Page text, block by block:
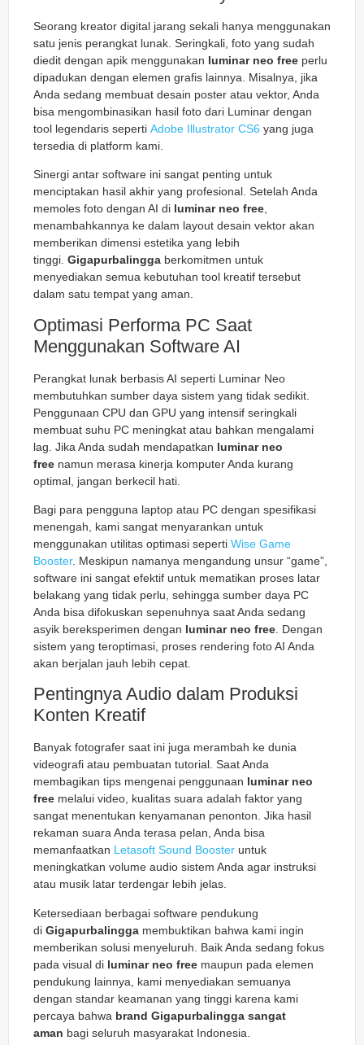
Seorang kreator digital jarang sekali hanya menggunakan
satu jenis perangkat lunak. Seringkali, foto yang sudah
diedit dengan apik menggunakan luminar neo free perlu
dipadukan dengan elemen grafis lainnya. Misalnya, jika
Anda sedang membuat desain poster atau vektor, Anda
bisa mengombinasikan hasil foto dari Luminar dengan
tool legendaris seperti Adobe Illustrator CS6 yang juga
tersedia di platform kami.
Sinergi antar software ini sangat penting untuk
menciptakan hasil akhir yang profesional. Setelah Anda
memoles foto dengan AI di luminar neo free
menambahkannya ke dalam layout desain vektor akan
memberikan dimensi estetika yang lebih
tinggi. Gigapurbalingga berkomitmen untuk
menyediakan semua kebutuhan tool kreatif tersebut
dalam satu tempat yang aman.
Optimasi Performa PC Saat
Menggunakan Software AI
Perangkat lunak berbasis AI seperti Luminar Neo
membutuhkan sumber daya sistem yang tidak sedikit.
Penggunaan CPU dan GPU yang intensif seringkali
membuat suhu PC meningkat atau bahkan mengalami
lag. Jika Anda sudah mendapatkan luminar neo
free namun merasa kinerja komputer Anda kurang
optimal, jangan berkecil hati.
Bagi para pengguna laptop atau PC dengan spesifikasi
menengah, kami sangat menyarankan untuk
menggunakan utilitas optimasi seperti Wise Game
Booster. Meskipun namanya mengandung unsur “game”,
software ini sangat efektif untuk mematikan proses latar
belakang yang tidak perlu, sehingga sumber daya PC
Anda bisa difokuskan sepenuhnya saat Anda sedang
asyik bereksperimen dengan luminar neo free . Dengan
sistem yang teroptimasi, proses rendering foto AI Anda
akan berjalan jauh lebih cepat.
Pentingnya Audio dalam Produksi
Konten Kreatif
Banyak fotografer saat ini juga merambah ke dunia
videografi atau pembuatan tutorial. Saat Anda
membagikan tips mengenai penggunaan luminar neo
free melalui video, kualitas suara adalah faktor yang
sangat menentukan kenyamanan penonton. Jika hasil
rekaman suara Anda terasa pelan, Anda bisa
memanfaatkan Letasoft Sound Booster untuk
meningkatkan volume audio sistem Anda agar instruksi
atau musik latar terdengar lebih jelas.
Ketersediaan berbagai software pendukung
di Gigapurbalingga membuktikan bahwa kami ingin
memberikan solusi menyeluruh. Baik Anda sedang fokus
pada visual di luminar neo free maupun pada elemen
pendukung lainnya, kami menyediakan semuanya
dengan standar keamanan yang tinggi karena kami
percaya bahwa brand Gigapurbalingga sangat
aman bagi seluruh masyarakat Indonesia.